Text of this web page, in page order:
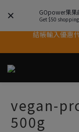
GOpower果果
Get $50
果果11
結帳輸入優
11歲慶好禮｜
果果11
vegan-
500g